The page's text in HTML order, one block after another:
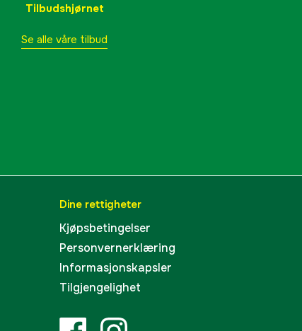
Tilbudshjørnet
Se alle våre tilbud
Dine rettigheter
Kjøpsbetingelser
Personvernerklæring
Informasjonskapsler
Tilgjengelighet